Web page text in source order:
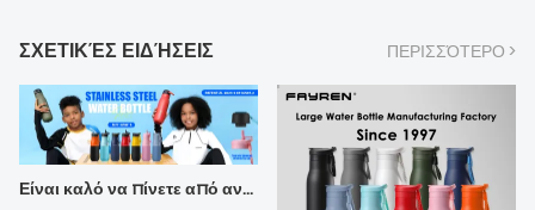
ΣΧΕΤΙΚΈΣ ΕΙΔΉΣΕΙΣ ΠΕΡΙΣΣΌΤΕΡΟ >
Είναι καλό να πίνετε από ανοξείδωτο μπουκάλι;